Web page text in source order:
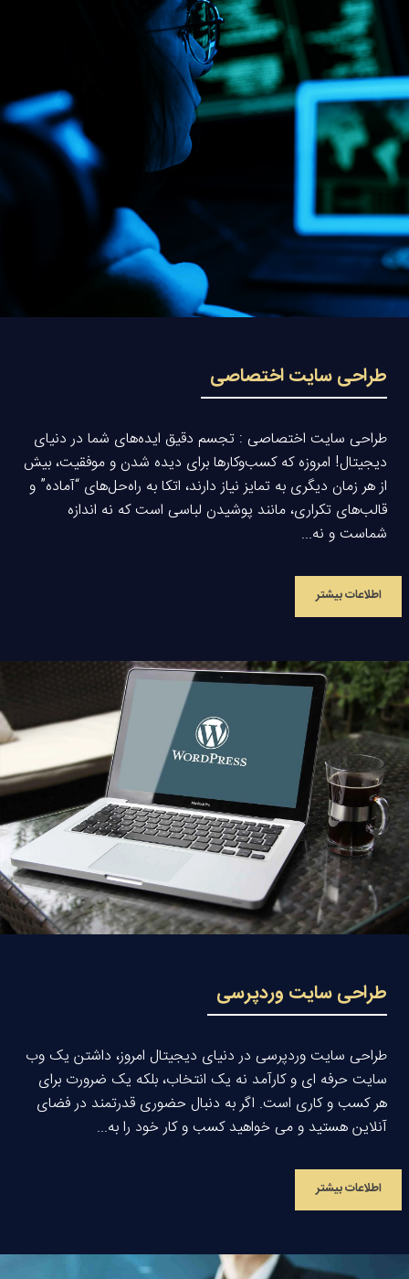
طراحی سایت اختصاصی
طراحی سایت اختصاصی : تجسم دقیق ایده‌های شما در دنیای
دیجیتال! امروزه که کسب‌وکارها برای دیده شدن و موفقیت، بیش
از هر زمان دیگری به تمایز نیاز دارند، اتکا به راه‌حل‌های “آماده” و
قالب‌های تکراری، مانند پوشیدن لباسی است که نه اندازه
شماست و نه...
اطلاعات بیشتر
طراحی سایت وردپرسی
طراحی سایت وردپرسی در دنیای دیجیتال امروز، داشتن یک وب
سایت حرفه ای و کارآمد نه یک انتخاب، بلکه یک ضرورت برای
هر کسب و کاری است. اگر به دنبال حضوری قدرتمند در فضای
آنلاین هستید و می خواهید کسب و کار خود را به...
اطلاعات بیشتر